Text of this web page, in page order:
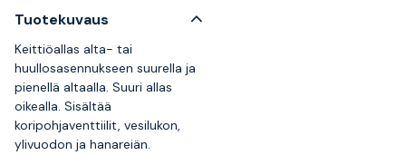
Tuotekuvaus
Keittiöallas alta- tai
huullosasennukseen suurella ja
pienellä altaalla. Suuri allas
oikealla. Sisältää
koripohjaventtiilit, vesilukon,
ylivuodon ja hanareiän.